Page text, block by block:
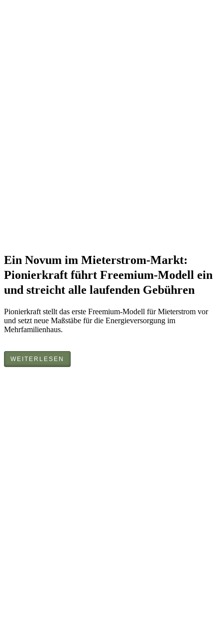
Ein Novum im Mieterstrom-Markt:
Pionierkraft führt Freemium-Modell ein
und streicht alle laufenden Gebühren
Pionierkraft stellt das erste Freemium-Modell für Mieterstrom vor
und setzt neue Maßstäbe für die Energieversorgung im
Mehrfamilienhaus.
WEITERLESEN